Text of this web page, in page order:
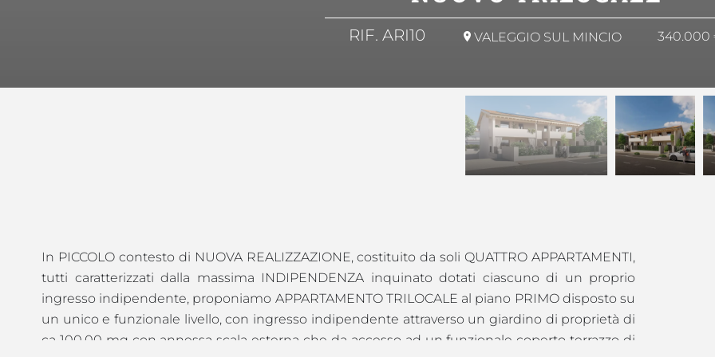
RIF. ARI10 VALEGGIO SUL MINCIO 340.000
In PICCOLO contesto di NUOVA REALIZZAZIONE, costituito da soli QUATTRO APPARTAMENTI,
tutti caratterizzati dalla massima INDIPENDENZA inquinato dotati ciascuno di un proprio
ingresso indipendente, proponiamo APPARTAMENTO TRILOCALE al piano PRIMO disposto su
un unico e funzionale livello, con ingresso indipendente attraverso un giardino di proprietà di
ca 100,00 mq con annessa scala esterna che da accesso ad un funzionale coperto terrazzo di